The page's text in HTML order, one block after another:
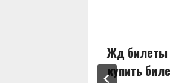
Жд
купить